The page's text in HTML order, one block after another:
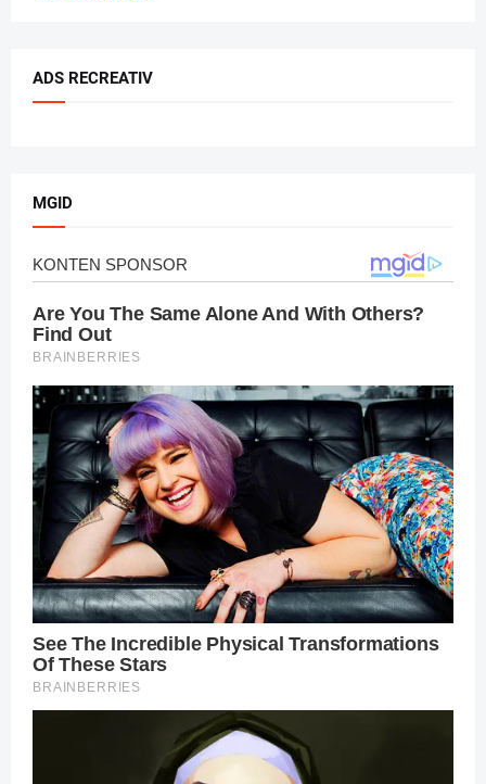
ADS RECREATIV
MGID